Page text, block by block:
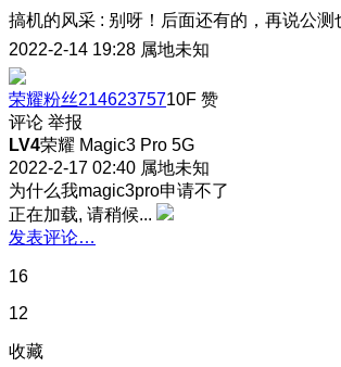
搞机的风采 : 别呀！后面还有的，再说公测
2022-2-14 19:28 属地未知
荣耀粉丝21462375710F 赞
评论 举报
LV4荣耀 Magic3 Pro 5G
2022-2-17 02:40 属地未知
为什么我magic3pro申请不了
正在加载, 请稍候...
发表评论…
16
12
收藏